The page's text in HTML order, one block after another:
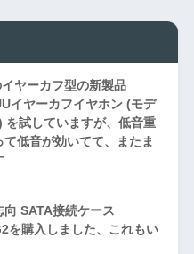
ヤーカフ型の新製品
イヤーカフイヤホン (モデ
試していますが、低音重
低音が効いてて、またま
SATA接続ケース
を購入しました、これもい